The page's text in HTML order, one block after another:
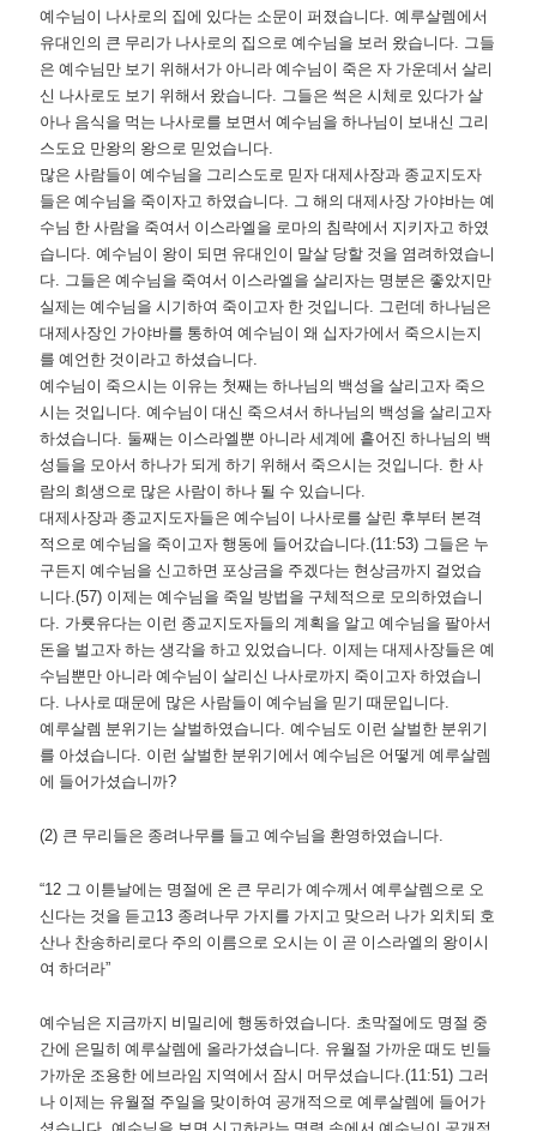
예수님이 나사로의 집에 있다는 소문이 퍼졌습니다.예루살렘에서
유대인의 큰 무리가 나사로의 집으로 예수님을 보러 왔습니다. 그들
은 예수님만 보기 위해서가 아니라 예수님이 죽은 자 가운데서 살리
신 나사로도 보기 위해서 왔습니다. 그들은 썩은 시체로 있다가 살
아나 음식을 먹는 나사로를 보면서 예수님을 하나님이 보내신 그리
스도요 만왕의 왕으로 믿었습니다.
많은 사람들이 예수님을 그리스도로 믿자 대제사장과 종교지도자
들은 예수님을 죽이자고 하였습니다. 그 해의 대제사장 가야바는 예
수님 한 사람을 죽여서 이스라엘을 로마의 침략에서 지키자고 하였
습니다.예수님이 왕이 되면 유대인이 말살 당할 것을 염려하였습니
다. 그들은 예수님을 죽여서 이스라엘을 살리자는 명분은 좋았지만
실제는 예수님을 시기하여 죽이고자 한 것입니다. 그런데 하나님은
대제사장인 가야바를 통하여 예수님이 왜 십자가에서 죽으시는지
를 예언한 것이라고 하셨습니다.
예수님이 죽으시는 이유는 첫째는 하나님의 백성을 살리고자 죽으
시는 것입니다.예수님이 대신 죽으셔서 하나님의 백성을 살리고자
하셨습니다. 둘째는 이스라엘뿐 아니라 세계에 흩어진 하나님의 백
성들을 모아서 하나가 되게 하기 위해서 죽으시는 것입니다. 한 사
람의 희생으로 많은 사람이 하나 될 수 있습니다.
대제사장과 종교지도자들은 예수님이 나사로를 살린 후부터 본격
적으로 예수님을 죽이고자 행동에 들어갔습니다.(11:53) 그들은 누
구든지 예수님을 신고하면 포상금을 주겠다는 현상금까지 걸었습
니다.(57) 이제는 예수님을 죽일 방법을 구체적으로 모의하였습니
다. 가룟유다는 이런 종교지도자들의 계획을 알고 예수님을 팔아서
돈을 벌고자 하는 생각을 하고 있었습니다. 이제는 대제사장들은 예
수님뿐만 아니라 예수님이 살리신 나사로까지 죽이고자 하였습니
다. 나사로 때문에 많은 사람들이 예수님을 믿기 때문입니다.
예루살렘 분위기는 살벌하였습니다.예수님도 이런 살벌한 분위기
를 아셨습니다. 이런 살벌한 분위기에서 예수님은 어떻게 예루살렘
에 들어가셨습니까?
(2) 큰 무리들은 종려나무를 들고 예수님을 환영하였습니다.
“12 그 이튿날에는 명절에 온 큰 무리가 예수께서 예루살렘으로 오
신다는 것을 듣고13 종려나무 가지를 가지고 맞으러 나가 외치되 호
산나 찬송하리로다 주의 이름으로 오시는 이 곧 이스라엘의 왕이시
여 하더라”
예수님은 지금까지 비밀리에 행동하였습니다. 초막절에도 명절 중
간에 은밀히 예루살렘에 올라가셨습니다. 유월절 가까운 때도 빈들
가까운 조용한 에브라임 지역에서 잠시 머무셨습니다.(11:51) 그러
나 이제는 유월절 주일을 맞이하여 공개적으로 예루살렘에 들어가